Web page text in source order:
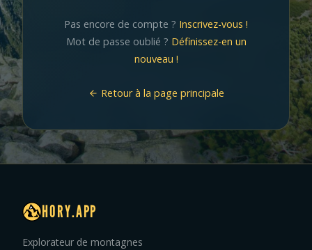
Pas encore de compte ? Inscrivez-vous !
Mot de passe oublié ? Définissez-en un
nouveau !
Retour à la page principale
HORY.APP
Explorateur de montagnes